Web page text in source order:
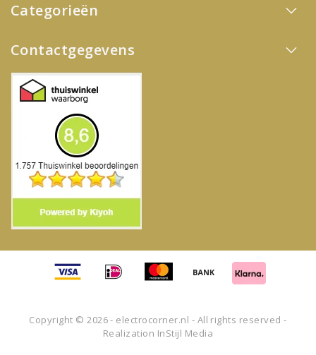
Categorieën
Contactgegevens
Copyright © 2026 - electrocorner.nl - All rights reserved -
Realization InStijl Media